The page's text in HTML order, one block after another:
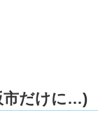
市だけに…)